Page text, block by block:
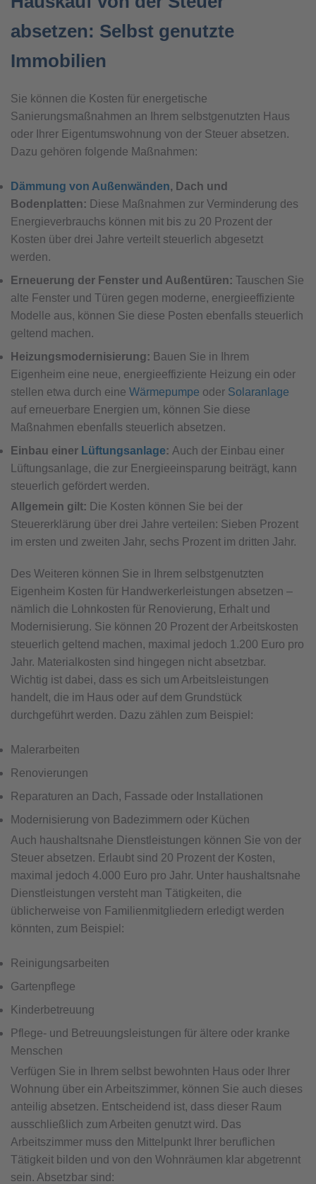
absetzen: Selbst genutzte
Immobilien
Sie können die Kosten für energetische
Sanierungsmaßnahmen an Ihrem selbstgenutzten Haus
oder Ihrer Eigentumswohnung von der Steuer absetzen.
Dazu gehören folgende Maßnahmen:
Dämmung von Außenwänden, Dach und
Bodenplatten: Diese Maßnahmen zur Verminderung des
Energieverbrauchs können mit bis zu 20 Prozent der
Kosten über drei Jahre verteilt steuerlich abgesetzt
werden.
Erneuerung der Fenster und Außentüren: Tauschen Sie
alte Fenster und Türen gegen moderne, energieeffiziente
Modelle aus, können Sie diese Posten ebenfalls steuerlich
geltend machen.
Heizungsmodernisierung: Bauen Sie in Ihrem
Eigenheim eine neue, energieeffiziente Heizung ein oder
stellen etwa durch eine Wärmepumpe oder Solaranlage
auf erneuerbare Energien um, können Sie diese
Maßnahmen ebenfalls steuerlich absetzen.
Einbau einer Lüftungsanlage: Auch der Einbau einer
Lüftungsanlage, die zur Energieeinsparung beiträgt, kann
steuerlich gefördert werden.
Allgemein gilt: Die Kosten können Sie bei der
Steuererklärung über drei Jahre verteilen: Sieben Prozent
im ersten und zweiten Jahr, sechs Prozent im dritten Jahr.
Des Weiteren können Sie in Ihrem selbstgenutzten
Eigenheim Kosten für Handwerkerleistungen absetzen –
nämlich die Lohnkosten für Renovierung, Erhalt und
Modernisierung. Sie können 20 Prozent der Arbeitskosten
steuerlich geltend machen, maximal jedoch 1.200 Euro pro
Jahr. Materialkosten sind hingegen nicht absetzbar.
Wichtig ist dabei, dass es sich um Arbeitsleistungen
handelt, die im Haus oder auf dem Grundstück
durchgeführt werden. Dazu zählen zum Beispiel:
Malerarbeiten
Renovierungen
Reparaturen an Dach, Fassade oder Installationen
Modernisierung von Badezimmern oder Küchen
Auch haushaltsnahe Dienstleistungen können Sie von der
Steuer absetzen. Erlaubt sind 20 Prozent der Kosten,
maximal jedoch 4.000 Euro pro Jahr. Unter haushaltsnahe
Dienstleistungen versteht man Tätigkeiten, die
üblicherweise von Familienmitgliedern erledigt werden
könnten, zum Beispiel:
Reinigungsarbeiten
Gartenpflege
Kinderbetreuung
Pflege- und Betreuungsleistungen für ältere oder kranke
Menschen
Verfügen Sie in Ihrem selbst bewohnten Haus oder Ihrer
Wohnung über ein Arbeitszimmer, können Sie auch dieses
anteilig absetzen. Entscheidend ist, dass dieser Raum
ausschließlich zum Arbeiten genutzt wird. Das
Arbeitszimmer muss den Mittelpunkt Ihrer beruflichen
Tätigkeit bilden und von den Wohnräumen klar abgetrennt
sein. Absetzbar sind: